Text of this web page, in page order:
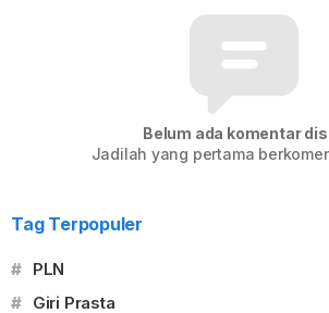
Belum ada komentar
Jadilah yang pertama
Tag Terpopuler
# PLN
# Giri Prasta